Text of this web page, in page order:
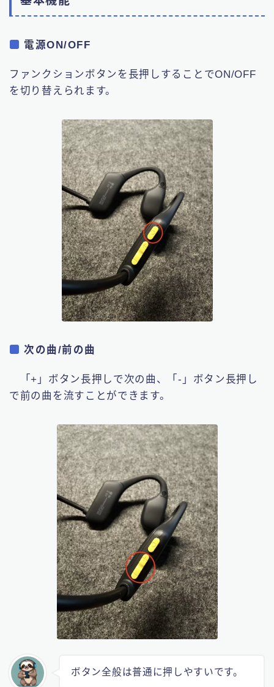
電源ON/OFF
ファンクションボタンを長押しすることでON/OFF
を切り替えられます。
次の曲/前の曲
「+」ボタン長押しで次の曲、「-」ボタン長押し
で前の曲を流すことができます。
ボタン全般は普通に押しやすいです。